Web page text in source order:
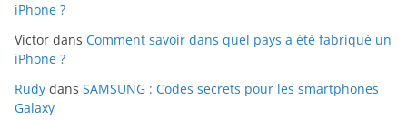
iPhone ?
Victor dans Comment savoir dans quel pays a été fabriqué un
iPhone ?
Rudy dans SAMSUNG : Codes secrets pour les smartphones
Galaxy